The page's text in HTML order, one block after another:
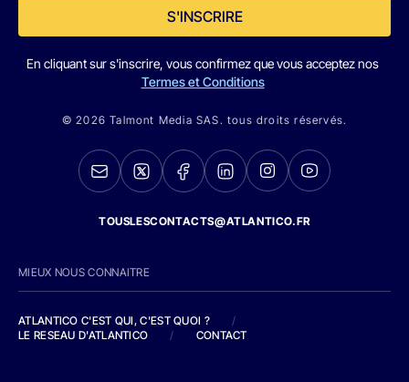
S'INSCRIRE
En cliquant sur s'inscrire, vous confirmez que vous acceptez nos
Termes et Conditions
© 2026 Talmont Media SAS. tous droits réservés.
TOUSLESCONTACTS@ATLANTICO.FR
MIEUX NOUS CONNAITRE
ATLANTICO C'EST QUI, C'EST QUOI ?
/
LE RESEAU D'ATLANTICO
/ CONTACT